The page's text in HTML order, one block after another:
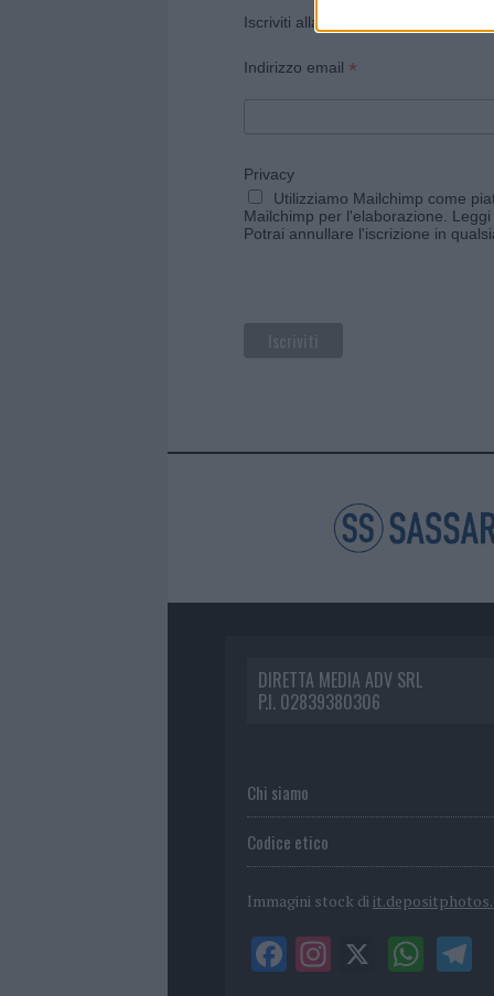
Iscriviti alla newsletter di Gallura
Indirizzo email *
Privacy
Utilizziamo Mailchimp come
Mailchimp per l'elaborazione.
Potrai annullare l'iscrizione in
DIRETTA MEDIA ADV SRL
P.I. 02839380306
Chi siamo
Codice etico
Immagini stock di